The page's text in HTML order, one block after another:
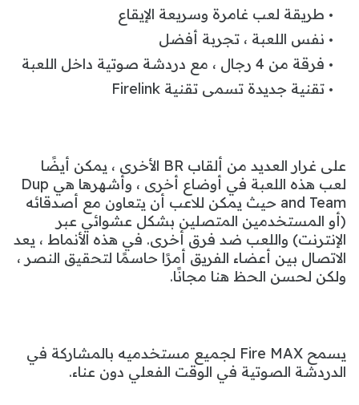
طريقة لعب غامرة وسريعة الإيقاع
نفس اللعبة ، تجربة أفضل
فرقة من 4 رجال ، مع دردشة صوتية داخل اللعبة
تقنية جديدة تسمى تقنية Firelink
على غرار العديد من ألقاب BR الأخرى ، يمكن أيضًا
لعب هذه اللعبة في أوضاع أخرى ، وأشهرها هي Dup
and Team حيث يمكن للاعب أن يتعاون مع أصدقائه
(أو المستخدمين المتصلين بشكل عشوائي عبر
الإنترنت) واللعب ضد فرق أخرى. في هذه الأنماط ، يعد
الاتصال بين أعضاء الفريق أمرًا حاسمًا لتحقيق النصر ،
ولكن لحسن الحظ هنا مجانًا.
يسمح Fire MAX لجميع مستخدميه بالمشاركة في
الدردشة الصوتية في الوقت الفعلي دون عناء.